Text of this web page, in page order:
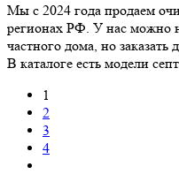
Мы с 2024 года продаем
регионах РФ. У нас можно
частного дома, но
В каталоге есть модели
1
2
3
4